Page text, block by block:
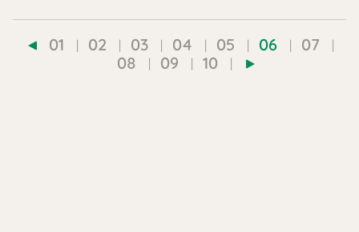
01 02 03 04 05 06
07
08
09 10